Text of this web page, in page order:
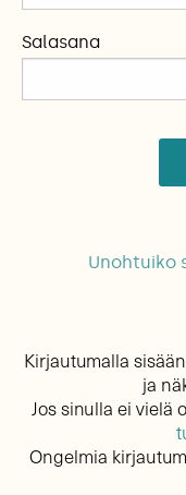
Salasana
Unohtuiko
Kirjautumalla
ja
Jos sinulla ei vielä
Ongelmia